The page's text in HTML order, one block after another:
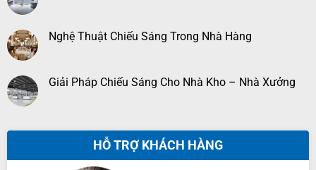
Nghệ Thuật Chiếu Sáng Trong Nhà Hàng
Giải Pháp Chiếu Sáng Cho Nhà Kho – Nhà Xưởng
HỖ TRỢ KHÁCH HÀNG